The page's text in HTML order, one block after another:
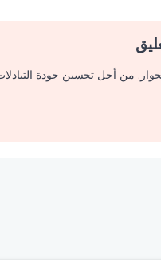
من أجل تحسين جودة